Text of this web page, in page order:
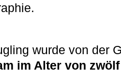
wurde von der
im Alter von